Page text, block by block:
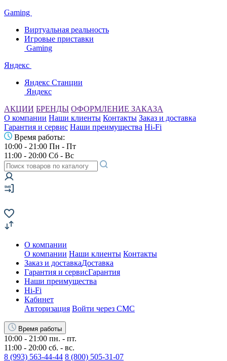
Gaming
Виртуальная реальность
Игровые приставки
Gaming
Яндекс
Яндекс Станции
Яндекс
АКЦИИ БРЕНДЫ ОФОРМЛЕНИЕ ЗАКАЗА
О компании Наши клиенты Контакты Заказ и доставка
Гарантия и сервис Наши преимущества Hi-Fi
Время работы:
10:00 - 21:00 Пн - Пт
11:00 - 20:00 Сб - Вс
О компании
О компании Наши клиенты Контакты
Заказ и доставкаДоставка
Гарантия и сервисГарантия
Наши преимущества
Hi-Fi
Кабинет
Авторизация Войти через СМС
Время работы
10:00 - 21:00 пн. - пт.
11:00 - 20:00 сб. - вс.
8 (993) 563-44-44 8 (800) 505-31-07